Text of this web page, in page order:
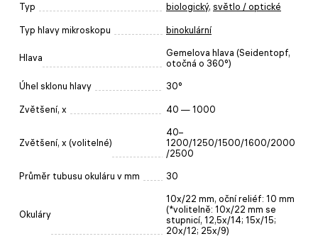
Typ biologický, světlo / optické
Typ hlavy mikroskopu binokulární
Hlava
Gemelova hlava (Seidentopf,
otočná o 360°)
Úhel sklonu hlavy 30°
Zvětšení, x 40 — 1000
Zvětšení, x (volitelné)
40–
1200/1250/1500/1600/2000
/2500
Průměr tubusu okuláru v mm 30
Okuláry
10x/22 mm, oční reliéf: 10 mm
(*volitelně: 10x/22 mm se
stupnicí, 12,5x/14; 15x/15;
20x/12; 25x/9)